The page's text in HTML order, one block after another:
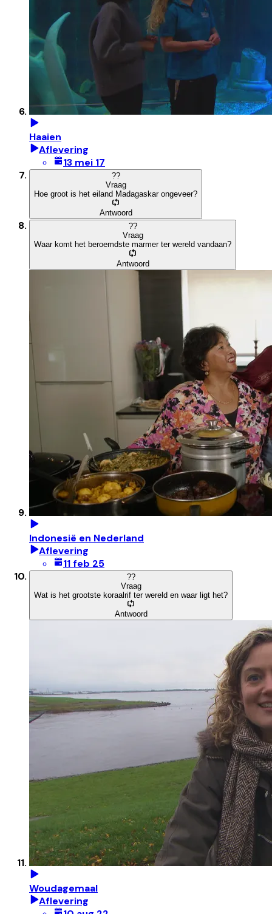
Haaien
Aflevering
13 mei 17
??
Vraag
Hoe groot is het eiland Madagaskar ongeveer?
Antwoord
??
Vraag
Waar komt het beroemdste marmer ter wereld vandaan?
Antwoord
Indonesië en Nederland
Aflevering
11 feb 25
??
Vraag
Wat is het grootste koraalrif ter wereld en waar ligt het?
Antwoord
Woudagemaal
Aflevering